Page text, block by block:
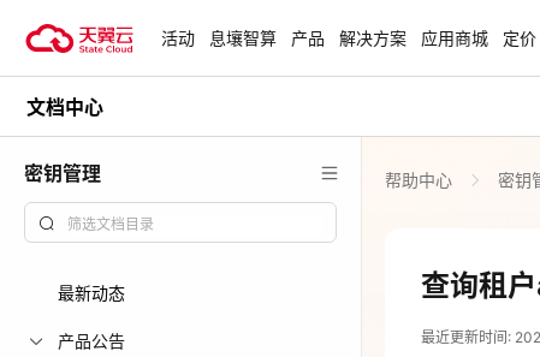
试用，产品折扣等，助您降本增
安全隔离版
企业出海解
助力您的业务
活动 息壤智算 产品 解决方案 应用商城 定价
文档中心
密钥管理
最新动态
产品公告
帮助中心 密钥
查询租
最近更新时间:
2026-03-